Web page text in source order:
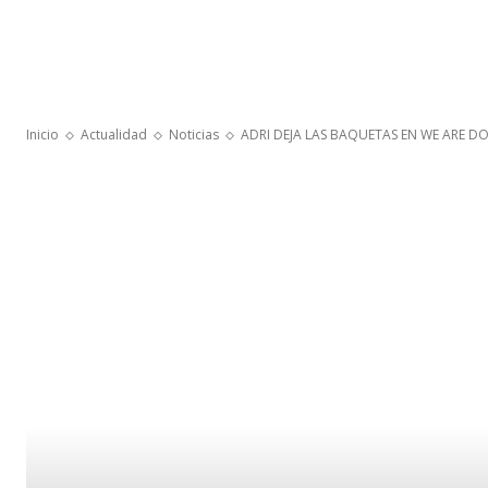
Inicio Actualidad Noticias ADRI DEJA LAS BAQUETAS EN WE ARE